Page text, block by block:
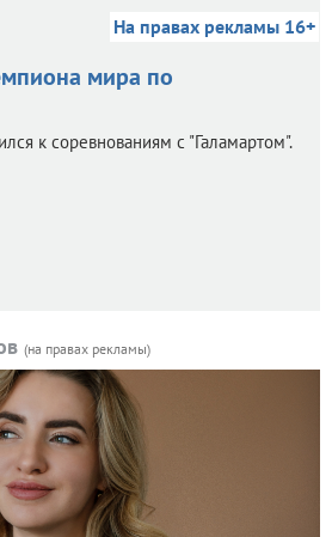
На правах рекламы 16+
мира по
к соревнованиям с "Галамартом".
(на правах рекламы)